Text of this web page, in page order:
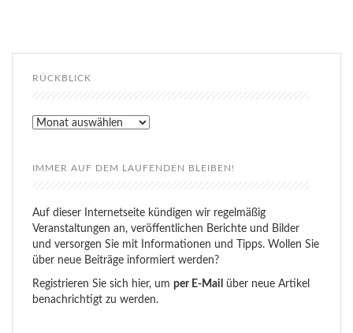
RÜCKBLICK
Rückblick
IMMER AUF DEM LAUFENDEN BLEIBEN!
Auf dieser Internetseite kündigen wir regelmäßig
Veranstaltungen an, veröffentlichen Berichte und Bilder
und versorgen Sie mit Informationen und Tipps. Wollen Sie
über neue Beiträge informiert werden?
Registrieren Sie sich hier, um per E-Mail
über neue Artikel
benachrichtigt zu werden.